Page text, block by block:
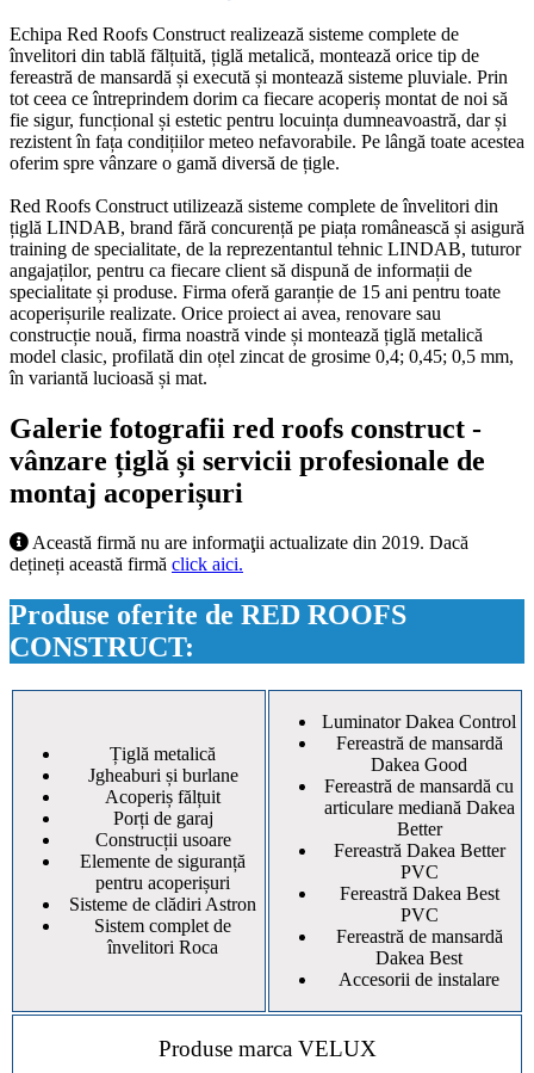
Echipa Red Roofs Construct realizează sisteme complete de
învelitori din tablă fălțuită, țiglă metalică, montează orice tip de
fereastră de mansardă și execută și montează sisteme pluviale. Prin
tot ceea ce întreprindem dorim ca fiecare acoperiș montat de noi să
fie sigur, funcțional și estetic pentru locuința dumneavoastră, dar și
rezistent în fața condițiilor meteo nefavorabile. Pe lângă toate acestea
oferim spre vânzare o gamă diversă de țigle.
Red Roofs Construct utilizează sisteme complete de învelitori din
țiglă LINDAB, brand fără concurență pe piața românească și asigură
training de specialitate, de la reprezentantul tehnic LINDAB, tuturor
angajaților, pentru ca fiecare client să dispună de informații de
specialitate și produse. Firma oferă garanție de 15 ani pentru toate
acoperișurile realizate. Orice proiect ai avea, renovare sau
construcție nouă, firma noastră vinde și montează țiglă metalică
model clasic, profilată din oțel zincat de grosime 0,4; 0,45; 0,5 mm,
în variantă lucioasă și mat.
Galerie fotografii red roofs construct -
vânzare țiglă și servicii profesionale de
montaj acoperișuri
Această firmă nu are informaţii actualizate din 2019. Dacă
dețineți această firmă click aici.
Produse oferite de RED ROOFS
CONSTRUCT:
Țiglă metalică
Jgheaburi și burlane
Acoperiș fălțuit
Porți de garaj
Construcții usoare
Elemente de siguranță
pentru acoperișuri
Sisteme de clădiri Astron
Sistem complet de
învelitori Roca
Luminator Dakea Control
Fereastră de mansardă
Dakea Good
Fereastră de mansardă cu
articulare mediană Dakea
Better
Fereastră Dakea Better
PVC
Fereastră Dakea Best
PVC
Fereastră de mansardă
Dakea Best
Accesorii de instalare
Produse marca VELUX